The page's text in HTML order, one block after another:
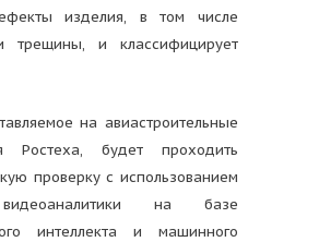
изделия, в том числе
трещины, и классифицирует
на авиастроительные
Ростеха, будет проходить
проверку с использованием
на базе
интеллекта и машинного